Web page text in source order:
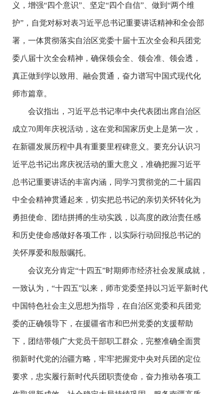
义，增强“四个意识”、坚定“四个自信”、做到“两个维
护”，自觉对标对表习近平总书记重要讲话精神和全会部
署，一体贯彻落实自治区党委十届十五次全会和兵团党
委八届十次全会精神，确保领会全、领会准、领会透，
真正做到学以致用、融会贯通，奋力谱写中国式现代化
师市篇章。
会议指出，习近平总书记率中央代表团出席自治区
成立70周年庆祝活动，这在党和国家历史上是第一次，
在新疆发展历程中具有重要里程碑意义。要充分认识习
近平总书记出席庆祝活动的重大意义，准确把握习近平
总书记重要讲话的丰富内涵，同学习贯彻党的二十届四
中全会精神贯通起来，切实把总书记的亲切关怀转化为
勇担使命、团结拼搏的生动实践，以高度的政治责任感
和历史使命感做好各项工作，以实际行动回报总书记的
关怀厚爱和殷殷嘱托。
会议充分肯定“十四五”时期师市经济社会发展成就，
一致认为，“十四五”以来，师市党委坚持以习近平新时代
中国特色社会主义思想为指导，在自治区党委和兵团党
委的正确领导下，在援疆省市和巴州党委的支援帮助
下，团结带领广大党员干部职工群众，完整准确全面贯
彻新时代党的治疆方略，牢牢把握党中央对兵团的定位
要求，忠实履行新时代兵团职责使命，奋力推动各项工